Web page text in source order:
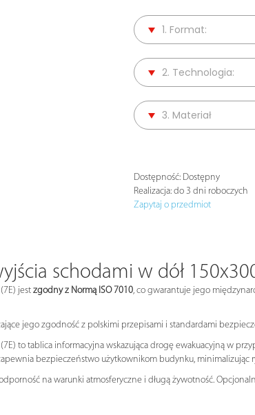
1. Format:
2. Technologia:
3. Materiał
Dostępność: Dostępny
Realizacja: do 3 dni roboczych
Zapytaj o przedmiot
schodami w dół
jest zgodny z Normą ISO 7010, co gwarantuje jego
jego zgodność z polskimi przepisami i standardami
to tablica informacyjna wskazująca drogę ewakuacyjną w
bezpieczeństwo użytkownikom budynku, minimalizując
na warunki atmosferyczne i długą żywotność.